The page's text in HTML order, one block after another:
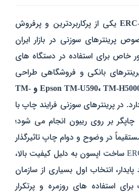
یکی از پرکاربردترین و پرفروش‌
پرینترهای سوزنی در بازار ایران
خاص برای استفاده در دستگاه‌ های
بانکی و فروشگاهی طراحی
Epson TM-U590، TM-H5000II و TM-
در پرینترهای سوزنی فرایند چاپ با
بر روی ریبون انجام می‌ شود؛
در وضوح و دوام چاپ تاثیرگذار
ریبون‌ های ERC-31 ساخت اپسون به دلیل کیفیت بالا،
انتخاب اول بسیاری از سازمان‌
استفاده‌ های روزمره و پرتکرار